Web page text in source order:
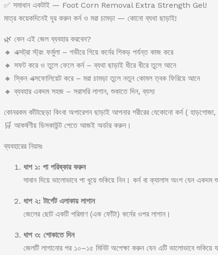
✅ সমাধান একটাই — Foot Corn Removal Extra Strength Gel!
মাত্র কয়েকদিনেই দূর করুন কর্ন ও মরা চামড়া — কোনো ব্যথা ছাড়াই!
🌿 কেন এই জেল ব্যবহার করবেন?
🔸 এক্সট্রা স্ট্রং ফর্মুলা – গভীরে গিয়ে কর্নের শিকড় পর্যন্ত কাজ করে
🔸 সফট করে ও তুলে ফেলে কর্ন – ব্যথা ছাড়াই ধীরে ধীরে তুলে আনে
🔸 স্কিন এক্সফোলিয়েট করে – মরা চামড়া তুলে নতুন কোমল ত্বক ফিরিয়ে আনে
🔸 ব্যবহার একদম সহজ – সরাসরি লাগান, শুকাতে দিন, ব্যস!
কোনরকম কাঁটাছেড়া কিংবা অপারেশন ছাড়াই আপনার শরীরের যেকোনো কর্ন (
🛒 আকর্ষণীয় ডিসকাউন্ট পেতে আজই অর্ডার করুন।
ব্যবহারের নিয়মঃ
ধাপ ১: পা পরিষ্কার করুন
সাবান দিয়ে ভালোভাবে পা ধুয়ে শুকিয়ে নিন। কর্ন বা ক্যালাস অংশ যেন
ধাপ ২: টার্গেট এলাকায় লাগান
জেলের ছোট একটি পরিমাণ (এক ফোঁটা) কর্নের ওপর লাগান।
ধাপ ৩: শোকাতে দিন
জেলটি লাগানোর পর ১০–১৫ মিনিট অপেক্ষা করুন যেন এটি ভালোভাবে শুকিয়ে